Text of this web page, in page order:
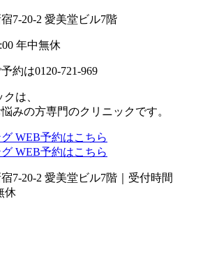
7-20-2 愛美堂ビル7階
年中無休
約は0120-721-969
は、
みの方専門のクリニックです。
WEB予約はこちら
WEB予約はこちら
7-20-2 愛美堂ビル7階｜ 受付時間
休